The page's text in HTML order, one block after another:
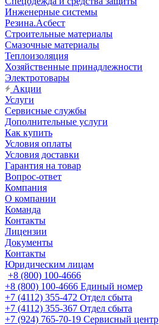
Инженерные системы
Резина.Асбест
Строительные материалы
Смазочные материалы
Теплоизоляция
Хозяйственные принадлежности
Электротовары
Акции
Услуги
Сервисные службы
Дополнительные услуги
Как купить
Условия оплаты
Условия доставки
Гарантия на товар
Вопрос-ответ
Компания
О компании
Команда
Контакты
Лицензии
Документы
Контакты
Юридическим лицам
+8 (800) 100-4666
+8 (800) 100-4666 Единый номер
+7 (4112) 355-472 Отдел сбыта
+7 (4112) 355-367 Отдел сбыта
+7 (924) 765-70-19 Сервисный центр